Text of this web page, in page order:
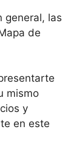
general, las
de
mismo
y
en este